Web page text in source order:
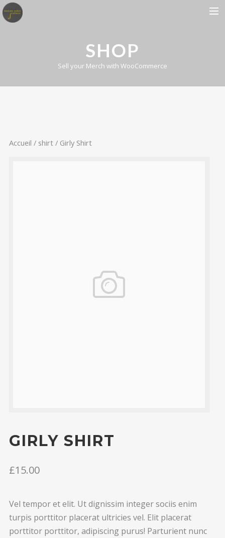
SHOP
Sell your Merch with WooCommerce
Accueil / shirt/ Girly Shirt
GIRLY SHIRT
£15.00
Vel tempor et elit. Ut dignissim integer sociis enim
turpis porttitor placerat ultricies vel. Elit placerat
porttitor porttitor, adipiscing purus! Parturient nunc